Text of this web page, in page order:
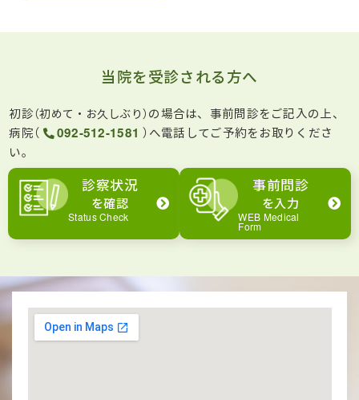
当院を受診される方へ
初診（初めて・お久しぶり） の場合は、事前問診をご記入の上、
病院（
092-512-1581 ）へ電話してご予約をお取りくださ
い。
診察状況
を確認
Status Check
事前問診
を入力
WEB Medical
Form